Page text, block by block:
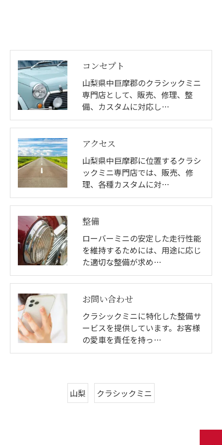
コンセプト
山梨県中巨摩郡のクラシックミニ
専門店として、販売、修理、整
備、カスタムに対応し…
アクセス
山梨県中巨摩郡に位置するクラシ
ックミニ専門店では、販売、修
理、各種カスタムに対…
整備
ローバーミニの安定した走行性能
を維持するためには、用途に応じ
た適切な整備が求め…
お問い合わせ
クラシックミニに特化した整備サ
ービスを提供しています。お客様
の愛車を責任を持っ…
山梨 クラシックミニ
お問い合わせ・ご相談はこちら